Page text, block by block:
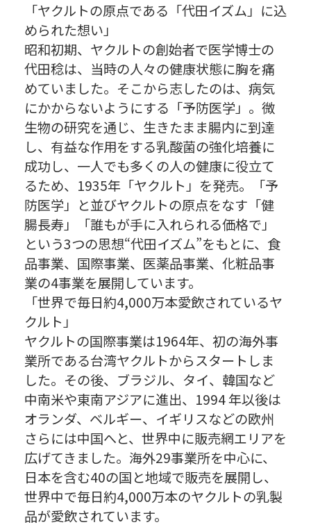
「ヤクルトの原点である「代田イズム」に込
められた想い」
昭和初期、ヤクルトの創始者で医学博士の
代田稔は、当時の人々の健康状態に胸を痛
めていました。そこから志したのは、病気
にかからないようにする「予防医学」。微
生物の研究を通じ、生きたまま腸内に到達
し、有益な作用をする乳酸菌の強化培養に
成功し、一人でも多くの人の健康に役立て
るため、1935年「ヤクルト」を発売。「予
防医学」と並びヤクルトの原点をなす「健
腸長寿」「誰もが手に入れられる価格で」
という3つの思想“代田イズム”をもとに、食
品事業、国際事業、医薬品事業、化粧品事
業の4事業を展開しています。
「世界で毎日約4,000万本愛飲されているヤ
クルト」
ヤクルトの国際事業は1964年、初の海外事
業所である台湾ヤクルトからスタートしま
した。その後、ブラジル、タイ、韓国など
中南米や東南アジアに進出、1994 年以後は
オランダ、ベルギー、イギリスなどの欧州
さらには中国へと、世界中に販売網エリアを
広げてきました。海外29事業所を中心に、
日本を含む40の国と地域で販売を展開し、
世界中で毎日約4,000万本のヤクルトの乳製
品が愛飲されています。